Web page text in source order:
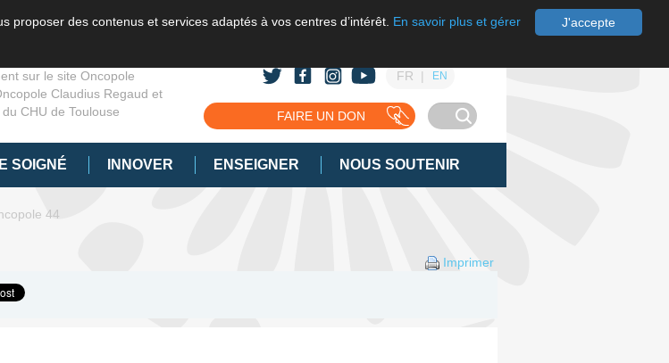
J'accepte
proposer des contenus et services adaptés à vos centres d’intérêt. En savoir plus et gérer
sur le site Oncopole
Claudius Regaud et
CHU de Toulouse
FR EN
FAIRE UN DON
SOIGNÉ INNOVER ENSEIGNER NOUS SOUTENIR
44
Imprimer